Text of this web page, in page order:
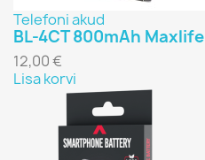
Telefoni akud
BL-4CT 800mAh Maxlife
12,00 €
Lisa korvi